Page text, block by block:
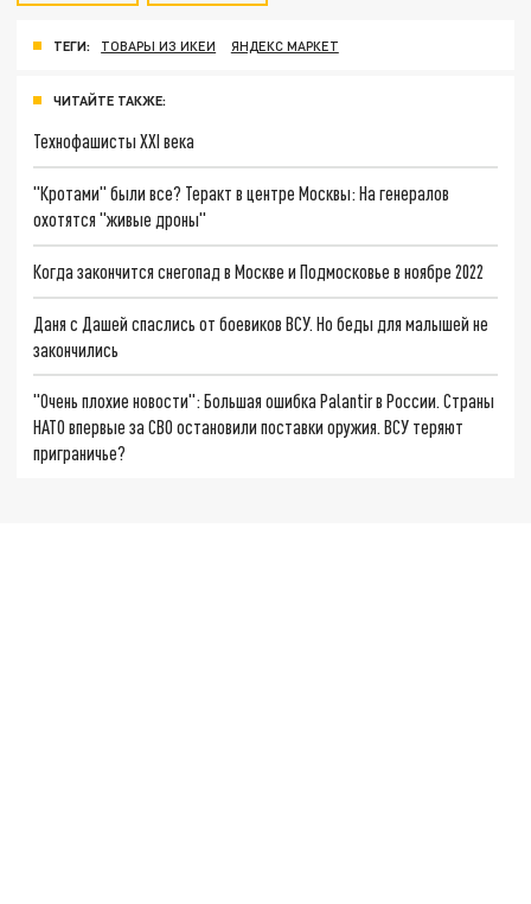
ТЕГИ: ТОВАРЫ ИЗ ИКЕИ ЯНДЕКС МАРКЕТ
ЧИТАЙТЕ ТАКЖЕ:
Технофашисты XXI века
"Кротами" были все? Теракт в центре Москвы: На генералов
охотятся "живые дроны"
Когда закончится снегопад в Москве и Подмосковье в ноябре 2022
Даня с Дашей спаслись от боевиков ВСУ. Но беды для малышей не
закончились
"Очень плохие новости": Большая ошибка Palantir в России. Страны
НАТО впервые за СВО остановили поставки оружия. ВСУ теряют
приграничье?